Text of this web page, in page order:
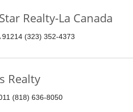
Realty-La Canada
(323) 352-4373
Realty
(818) 636-8050